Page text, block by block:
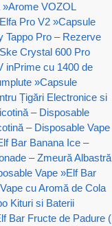
»Arome VOZOL
Pro V2 »Capsule
Tappo Pro – Rezerve
Crystal 600 Pro
inPrime cu 1400 de
»Capsule
Țigări Electronice si
– Disposable
– Disposable Vape
Bar Banana Ice –
– Zmeură Albastră
Vape »Elf Bar
cu Aromă de Cola
Kituri si Baterii
Bar Fructe de Padure (